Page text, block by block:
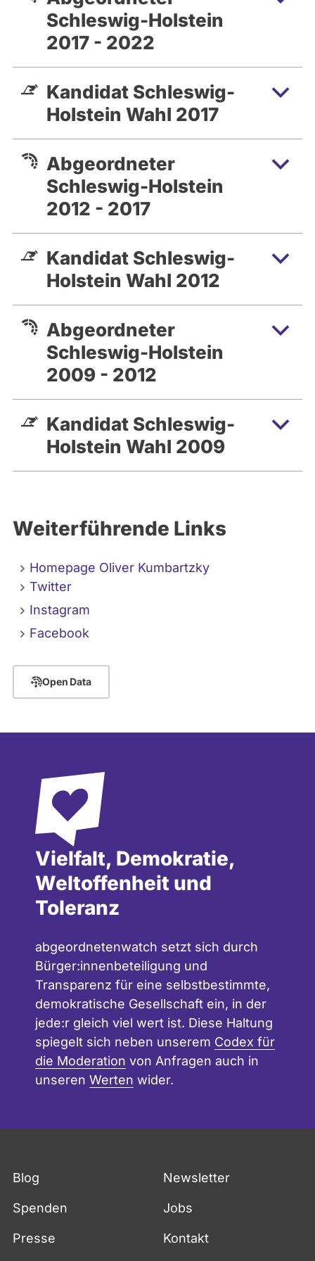
Schleswig-Holstein
2017 - 2022
Kandidat Schleswig-
Holstein Wahl 2017
Abgeordneter
Schleswig-Holstein
2012 - 2017
Kandidat Schleswig-
Holstein Wahl 2012
Abgeordneter
Schleswig-Holstein
2009 - 2012
Kandidat Schleswig-
Holstein Wahl 2009
Weiterführende Links
Homepage Oliver Kumbartzky
Twitter
Instagram
Facebook
Open Data
Vielfalt, Demokratie,
Weltoffenheit und
Toleranz
abgeordnetenwatch setzt sich durch
Bürger:innenbeteiligung und
Transparenz für eine selbstbestimmte,
demokratische Gesellschaft ein, in der
jede:r gleich viel wert ist. Diese Haltung
spiegelt sich neben unserem Codex für
die Moderation von Anfragen auch in
unseren Werten wider.
Blog Newsletter
Spenden Jobs
Presse Kontakt